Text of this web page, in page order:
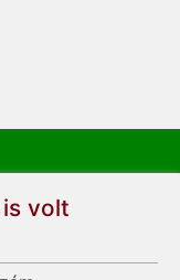
volt